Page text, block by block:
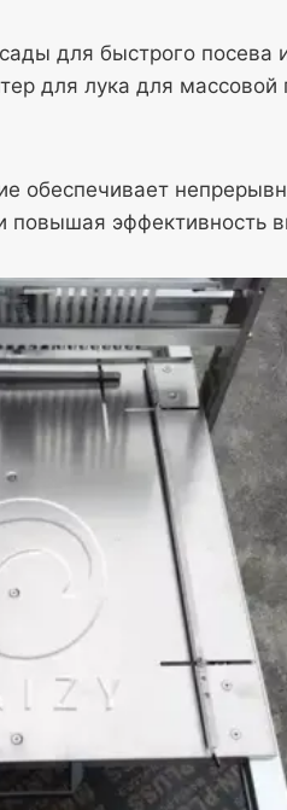
для быстрого посева
для лука для
обеспечивает
повышая эффективность